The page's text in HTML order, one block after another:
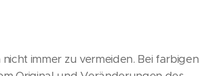
immer zu vermeiden. Bei farbigen